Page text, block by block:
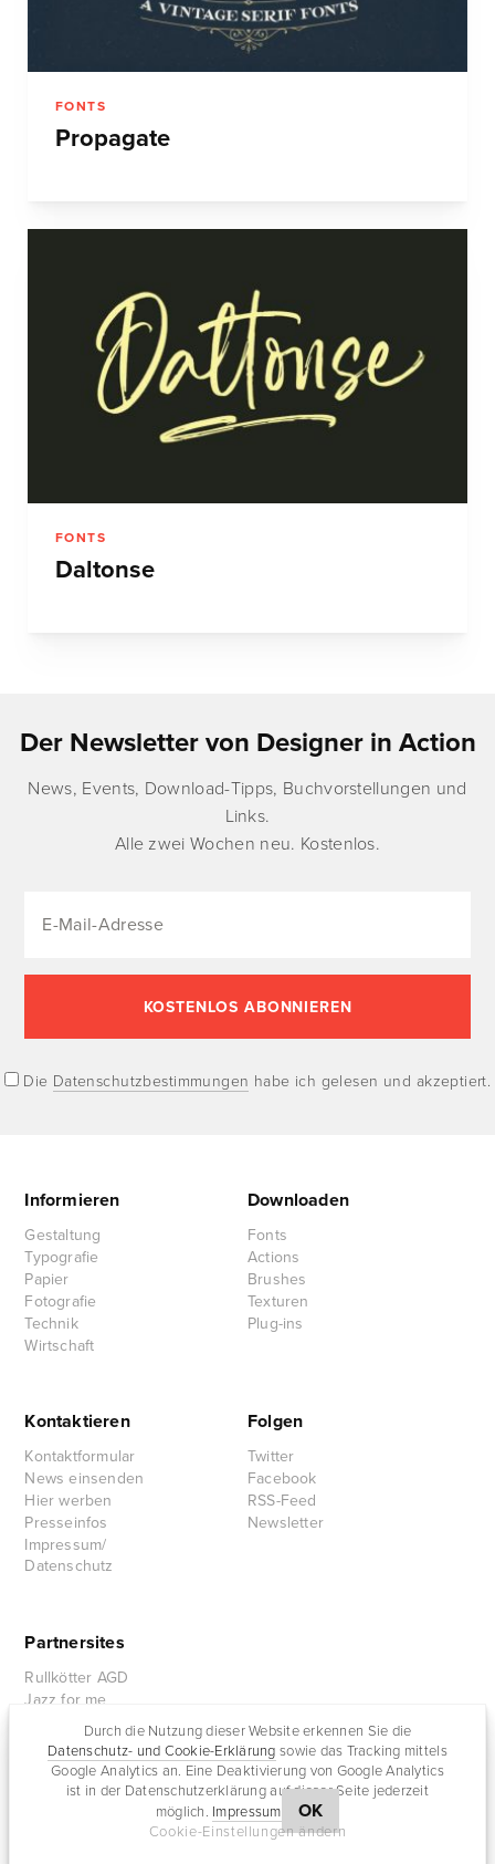
Durch die Nutzung dieser Website erkennen Sie die
Datenschutz- und Cookie-Erklärung sowie das Tracking mittels
Google Analytics an. Eine Deaktivierung von Google Analytics
ist in der Datenschutzerklärung auf dieser Seite jederzeit
möglich. Impressum OK
Cookie-Einstellungen ändern
FONTS
Propagate
FONTS
Daltonse
Der Newsletter von Designer in Action
News, Events, Download-Tipps, Buchvorstellungen und
Links.
Alle zwei Wochen neu. Kostenlos.
Die Datenschutzbestimmungen habe ich gelesen und akzeptiert.
Informieren
Gestaltung
Typografie
Papier
Fotografie
Technik
Wirtschaft
Downloaden
Fonts
Actions
Brushes
Texturen
Plug-ins
Kontaktieren
Kontaktformular
News einsenden
Hier werben
Presseinfos
Impressum/
Datenschutz
Folgen
Twitter
Facebook
RSS-Feed
Newsletter
Partnersites
Rullkötter AGD
Jazz for me